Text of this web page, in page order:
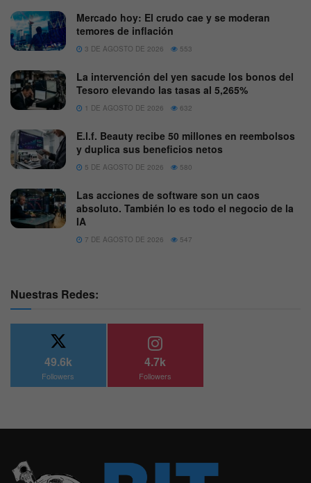
Mercado hoy: El crudo cae y se moderan
temores de inflación
3 DE AGOSTO DE 2026 553
La intervención del yen sacude los bonos del
Tesoro elevando las tasas al 5,265%
1 DE AGOSTO DE 2026 632
E.l.f. Beauty recibe 50 millones en reembolsos
y duplica sus beneficios netos
5 DE AGOSTO DE 2026 580
Las acciones de software son un caos
absoluto. También lo es todo el negocio de la
IA
7 DE AGOSTO DE 2026 547
Nuestras Redes:
49.6k
Followers
4.7k
Followers